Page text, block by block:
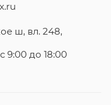
ш, вл. 248,
9:00 до 18:00